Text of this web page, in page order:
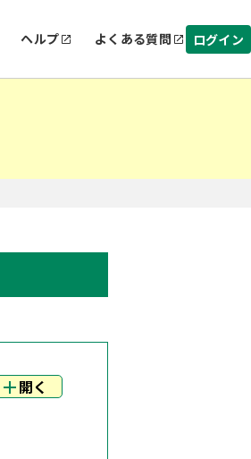
ヘルプ よくある質問 ログイン
開く